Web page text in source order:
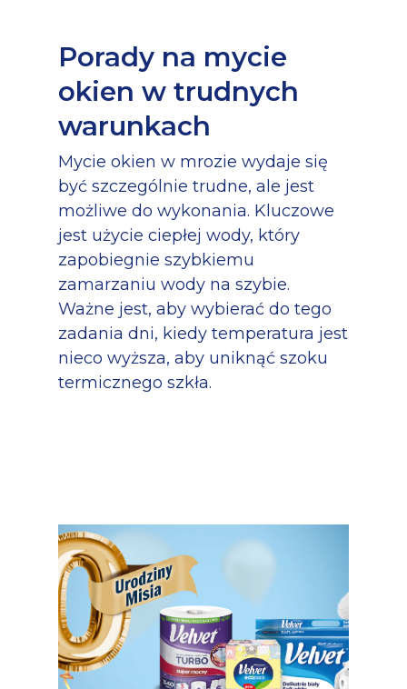
Porady na mycie
okien w trudnych
warunkach
Mycie okien w mrozie wydaje się
być szczególnie trudne, ale jest
możliwe do wykonania. Kluczowe
jest użycie ciepłej wody, który
zapobiegnie szybkiemu
zamarzaniu wody na szybie.
Ważne jest, aby wybierać do tego
zadania dni, kiedy temperatura jest
nieco wyższa, aby uniknąć szoku
termicznego szkła.